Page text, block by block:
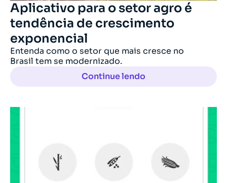
Aplicativo para o setor agro é
tendência de crescimento
exponencial
Entenda como o setor que mais cresce no
Brasil tem se modernizado.
Continue lendo